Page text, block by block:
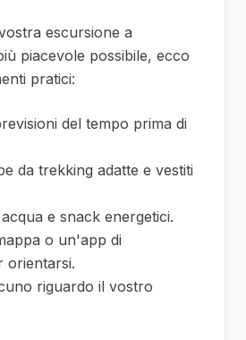
escursione a
piacevole possibile, ecco
pratici:
del tempo prima di
da trekking adatte e vestiti
e snack energetici.
o un'app di
orientarsi.
riguardo il vostro